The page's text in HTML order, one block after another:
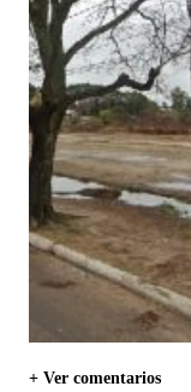
+ Ver comentarios